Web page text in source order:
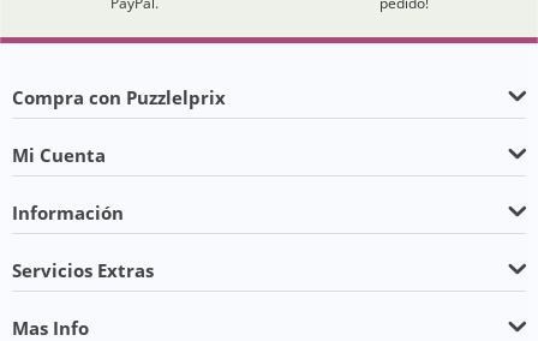
Compra con Puzzlelprix
Mi Cuenta
Información
Servicios Extras
Mas Info